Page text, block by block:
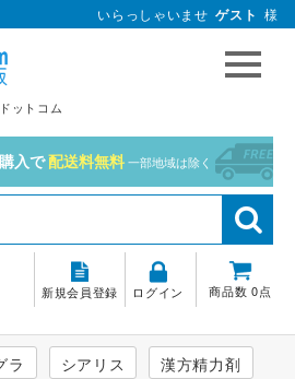
いらっしゃいませ ゲスト 様
ットコム
入で配送料無料 一部地域は除く
商品数 0点
新規会員登録 ログイン
ラ シアリス
漢方精力剤